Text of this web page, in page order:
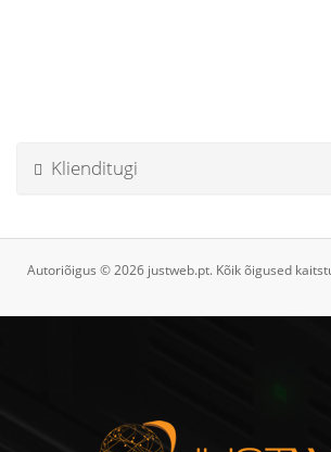
Klienditugi
Autoriõigus © 2026 justweb.pt. Kõik õigused